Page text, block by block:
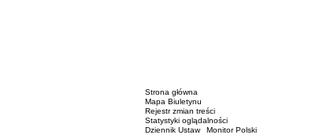
Strona główna
Mapa Biuletynu
Rejestr zmian treści
Statystyki oglądalności
Dziennik Ustaw
Monitor Polski